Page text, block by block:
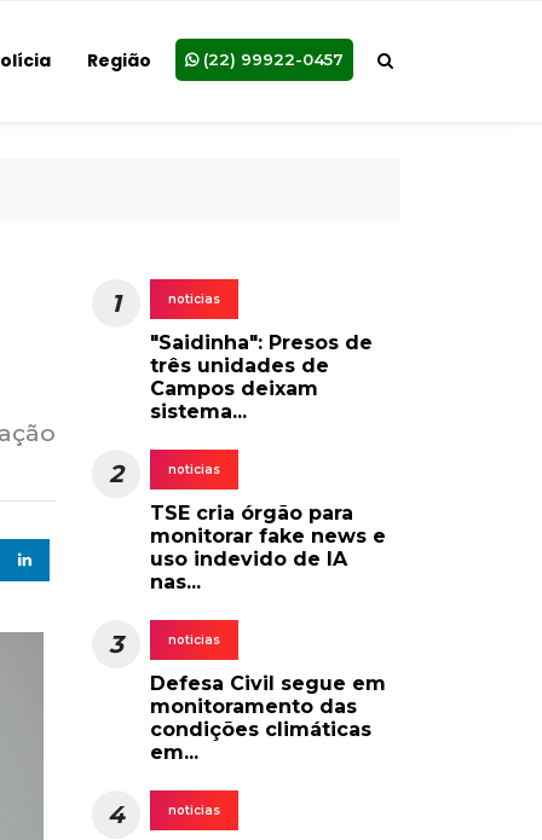
Região (22) 99922-0457
1 noticias
"Saidinha": Presos de
três unidades de
Campos deixam
sistema...
2 noticias
TSE cria órgão para
monitorar fake news e
uso indevido de IA
nas...
3 noticias
Defesa Civil segue em
monitoramento das
condições climáticas
em...
4 noticias